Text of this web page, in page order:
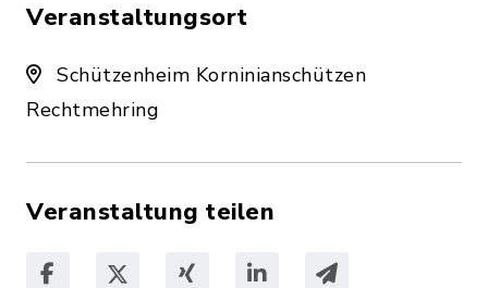
Veranstaltungsort
Schützenheim Korninianschützen
Rechtmehring
Veranstaltung teilen